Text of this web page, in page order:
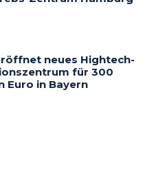
neues Hightech-
für 300
Euro in Bayern